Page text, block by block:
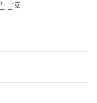
담회